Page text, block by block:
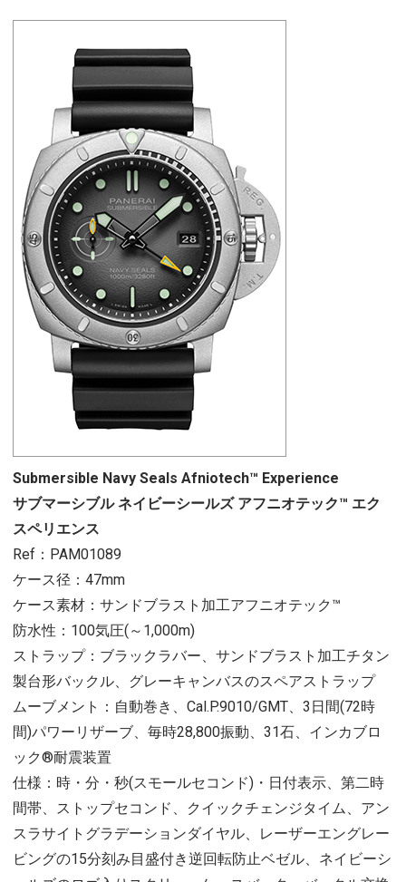
Submersible Navy Seals Afniotech™ Experience
サブマーシブル ネイビーシールズ アフニオテック™ エク
スペリエンス
Ref：PAM01089
ケース径：47mm
ケース素材：サンドブラスト加工アフニオテック™
防水性：100気圧(～1,000m)
ストラップ：ブラックラバー、サンドブラスト加工チタン
製台形バックル、グレーキャンバスのスペアストラップ
ムーブメント：自動巻き、Cal.P.9010/GMT、3日間(72時
間)パワーリザーブ、毎時28,800振動、31石、インカブロ
ック®耐震装置
仕様：時・分・秒(スモールセコンド)・日付表示、第二時
間帯、ストップセコンド、クイックチェンジタイム、アン
スラサイトグラデーションダイヤル、レーザーエングレー
ビングの15分刻み目盛付き逆回転防止ベゼル、ネイビーシ